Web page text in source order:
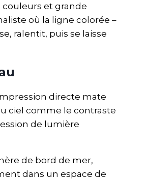
couleurs et grande
où la ligne colorée –
ralentit, puis se laisse
directe mate
ciel comme le contraste
de lumière
de bord de mer,
dans un espace de